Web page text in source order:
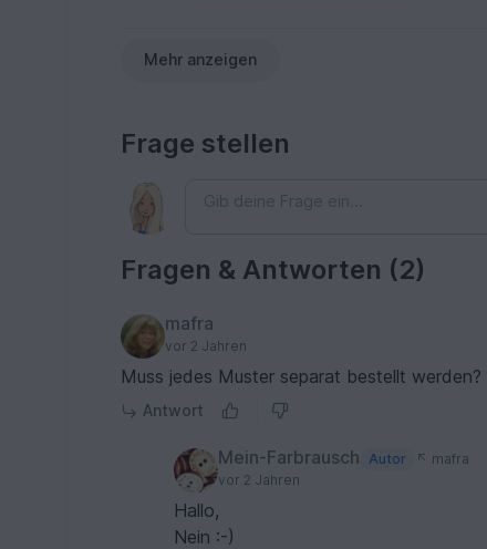
Mehr anzeigen
Frage stellen
Fragen & Antworten (2)
mafra
vor 2 Jahren
Muss jedes Muster separat bestellt werden?
Antwort
Mein-Farbrausch Autor
mafra
vor 2 Jahren
Hallo,
Nein :-)